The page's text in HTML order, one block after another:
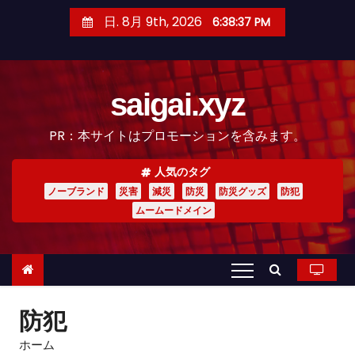
日. 8月 9th, 2026 6:38:39 PM
saigai.xyz
PR：本サイトはプロモーションを含みます。
人気のタグ
ノーブランド 災害 減災 防災 防災グッズ
防犯
ムームードメイン
防犯
ホーム